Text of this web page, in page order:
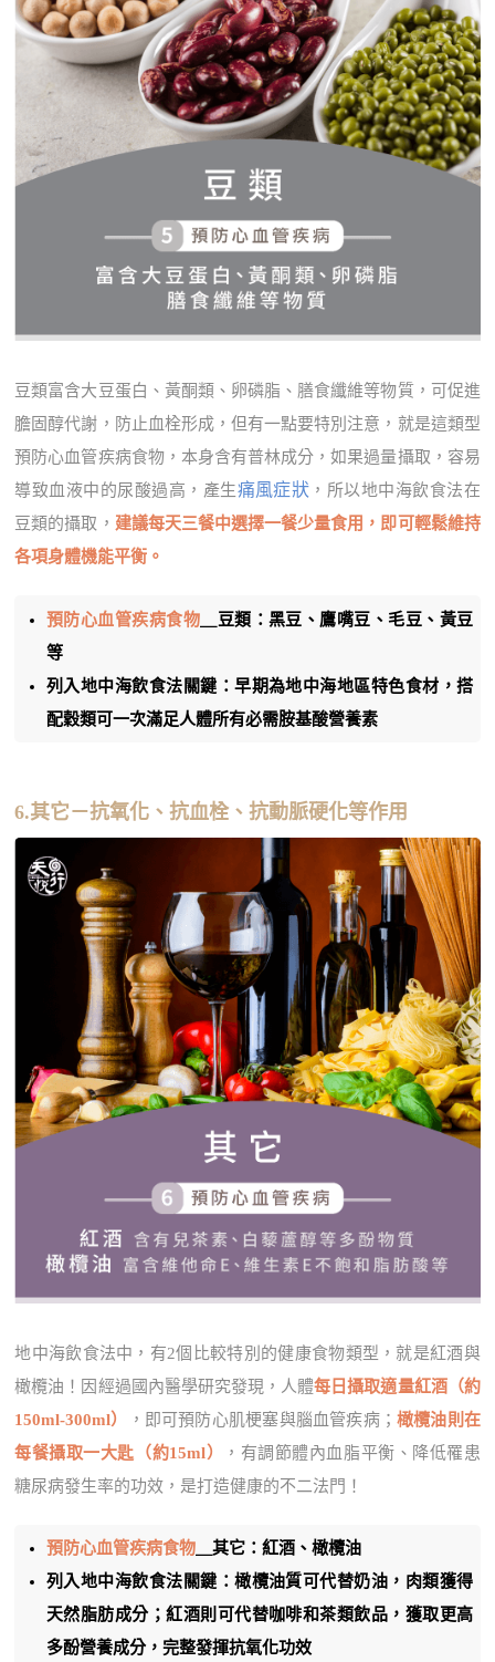
豆類富含大豆蛋白、黃酮類、卵磷脂、膳食纖維等物質，可促進
膽固醇代謝，防止血栓形成，但有一點要特別注意，就是這類型
預防心血管疾病食物，本身含有普林成分，如果過量攝取，容易
導致血液中的尿酸過高，產生痛風症狀 ，所以地中海飲食法在
豆類的攝取， 建議每天三餐中選擇一餐少量食用，即可輕鬆維持
各項身體機能平衡。
預防心血管疾病食物 ＿豆類：黑豆、鷹嘴豆、毛豆、黃豆
等
列入地中海飲食法關鍵：早期為地中海地區特色食材，搭
配穀類可一次滿足人體所有必需胺基酸營養素
6.其它－抗氧化、抗血栓、抗動脈硬化等作用
地中海飲食法中，有2個比較特別的健康食物類型，就是紅酒與
橄欖油！因經過國內醫學研究發現，人體每日攝取適量紅酒（約
150ml-300ml）
，即可預防心肌梗塞與腦血管疾病； 橄欖油則在
每餐攝取一大匙（約15ml）
，有調節體內血脂平衡、降低罹患
糖尿病發生率的功效，是打造健康的不二法門！
預防心血管疾病食物＿其它：紅酒、橄欖油
列入地中海飲食法關鍵：橄欖油質可代替奶油，肉類獲得
天然脂肪成分；紅酒則可代替咖啡和茶類飲品，獲取更高
多酚營養成分，完整發揮抗氧化功效